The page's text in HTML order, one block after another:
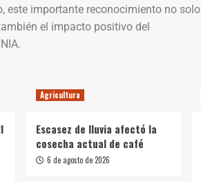
este importante reconocimiento no solo
el impacto positivo del
Agricultura
Escasez de lluvia afectó la
cosecha actual de café
6 de agosto de 2026